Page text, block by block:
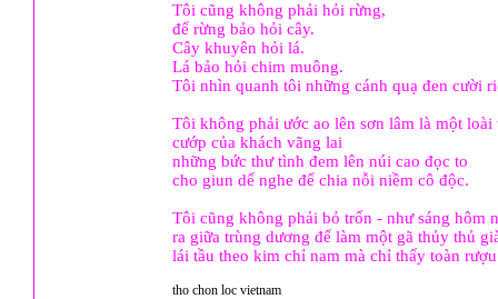
Tôi cũng không phải hỏi rừng,
để rừng bảo hỏi cây.
Cây khuyên hỏi lá.
Lá bảo hỏi chim muông.
Tôi nhìn quanh tôi những cánh quạ đen cười
Tôi không phải ước ao lên sơn lâm là một loài
cướp của khách vãng lai
những bức thư tình đem lên núi cao đọc to
cho giun dế nghe để chia nỗi niềm cô độc.
Tôi cũng không phải bỏ trốn - như sáng hôm
ra giữa trùng dương để làm một gã thủy thủ
lái tầu theo kim chỉ nam mà chỉ thấy toàn
tho chon loc vietnam